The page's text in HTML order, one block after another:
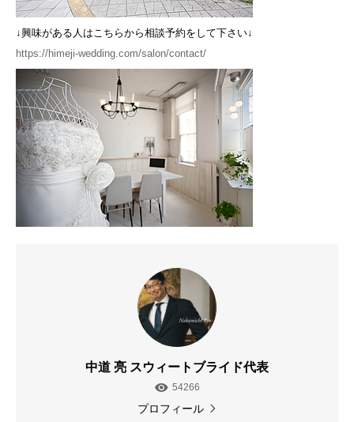
↓興味がある人はこちらから相談予約をして下さい↓
https://himeji-wedding.com/salon/contact/
中道 亮 スウィートブライド代表
54266
プロフィール